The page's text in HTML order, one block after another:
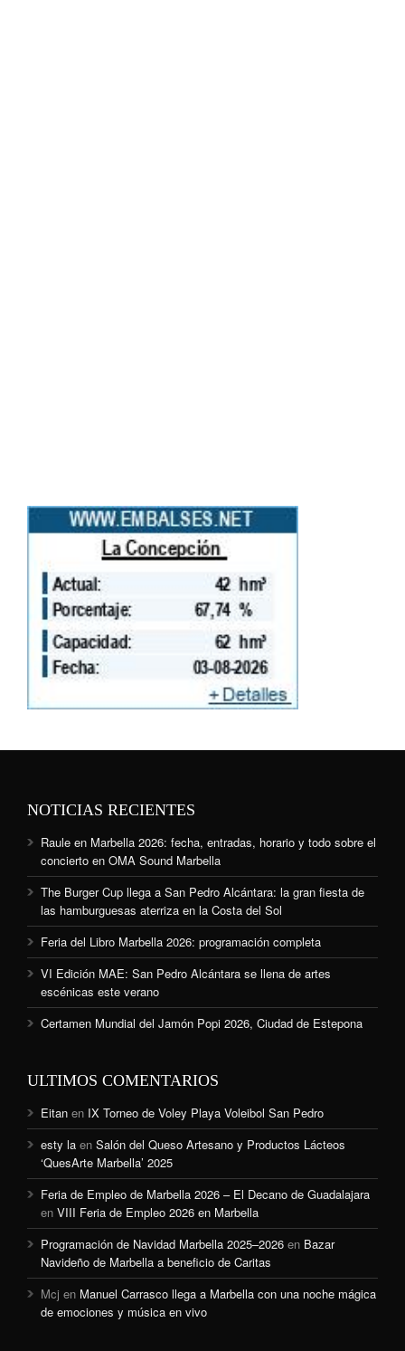
NOTICIAS RECIENTES
Raule en Marbella 2026: fecha, entradas, horario y todo sobre el
concierto en OMA Sound Marbella
The Burger Cup llega a San Pedro Alcántara: la gran fiesta de
las hamburguesas aterriza en la Costa del Sol
Feria del Libro Marbella 2026: programación completa
VI Edición MAE: San Pedro Alcántara se llena de artes
escénicas este verano
Certamen Mundial del Jamón Popi 2026, Ciudad de Estepona
ULTIMOS COMENTARIOS
Eitan en IX Torneo de Voley Playa Voleibol San Pedro
esty la en Salón del Queso Artesano y Productos Lácteos
‘QuesArte Marbella’ 2025
Feria de Empleo de Marbella 2026 – El Decano de Guadalajara
en VIII Feria de Empleo 2026 en Marbella
Programación de Navidad Marbella 2025–2026 en Bazar
Navideño de Marbella a beneficio de Caritas
Mcj en Manuel Carrasco llega a Marbella con una noche mágica
de emociones y música en vivo